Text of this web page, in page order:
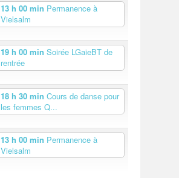
13 h 00 min Permanence à
Vielsalm
19 h 00 min Soirée LGaieBT de
rentrée
18 h 30 min Cours de danse pour
les femmes Q...
13 h 00 min Permanence à
Vielsalm